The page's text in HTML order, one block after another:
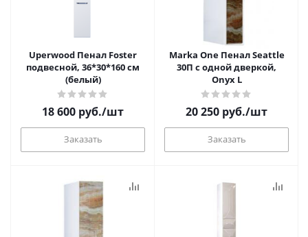
Uperwood Пенал Foster
подвесной, 36*30*160 см
(белый)
18 600 руб./шт
Заказать
Marka One Пенал Seattle
30П с одной дверкой,
Onyx L
20 250 руб./шт
Заказать